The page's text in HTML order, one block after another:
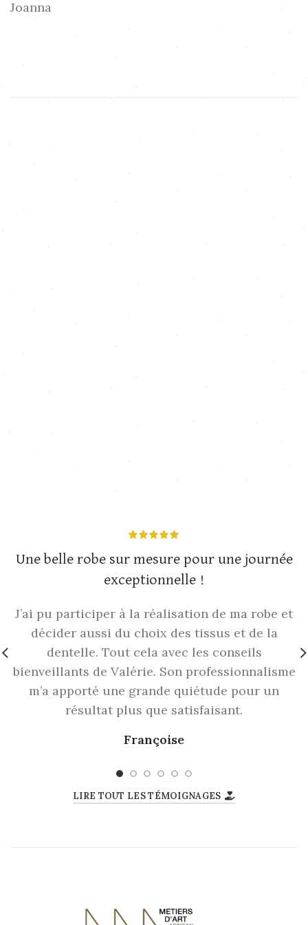
Joanna
Une belle robe sur mesure pour une journée
exceptionnelle !
J’ai pu participer à la réalisation de ma robe et
décider aussi du choix des tissus et de la
dentelle. Tout cela avec les conseils
bienveillants de Valérie. Son professionnalisme
m’a apporté une grande quiétude pour un
résultat plus que satisfaisant.
Françoise
LIRE TOUT LES TÉMOIGNAGES